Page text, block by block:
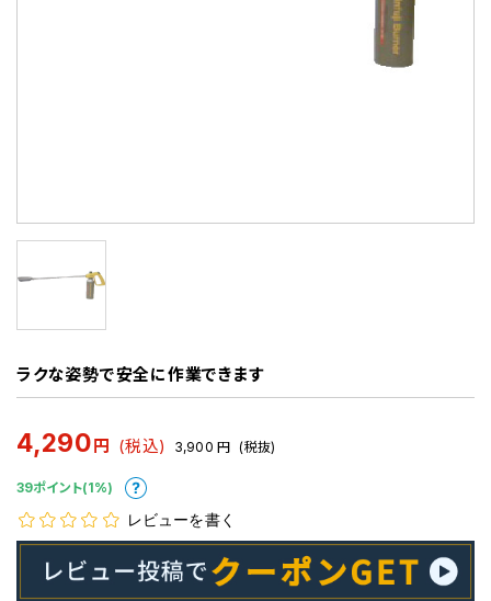
ラクな姿勢で安全に作業できます
4,290 円 (税込) 3,900 円 (税抜)
39ポイント(1%)
レビューを書く